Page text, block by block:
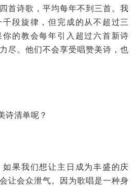
首诗歌，平均每年不到三首。我
段旋律，但完成的从不超过三
的教会每年引入超过六首新诗
尽。他们不会享受唱赞美诗，也
诗清单呢？
果我们想让主日成为丰盛的庆
让会众泄气。因为歌唱是一种身